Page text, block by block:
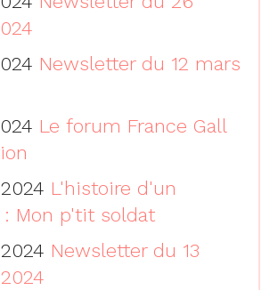
Newsletter du 12 mars
Le forum France Gall
L'histoire d'un
Mon p'tit soldat
Newsletter du 13